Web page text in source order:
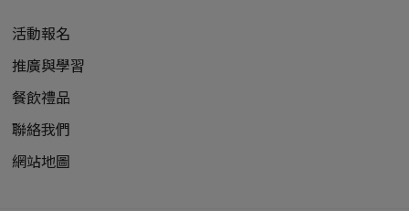
活動報名
推廣與學習
餐飲禮品
聯絡我們
網站地圖